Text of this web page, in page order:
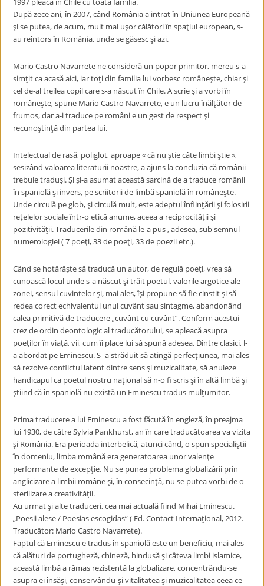
După zece ani, în 2007, când România a intrat în Uniunea Europeană
şi se putea, de acum, mult mai uşor călători în spaţiul european, s-
au reîntors în România, unde se găsesc şi azi.
Mario Castro Navarrete ne consideră un popor primitor, mereu s-a
simţit ca acasă aici, iar toţi din familia lui vorbesc româneşte, chiar şi
cel de-al treilea copil care s-a născut în Chile. A scrie şi a vorbi în
româneşte, spune Mario Castro Navarrete, e un lucru înălţător de
frumos, dar a-i traduce pe români e un gest de respect şi
recunoştinţă din partea lui.
Intelectual de rasă, poliglot, aproape « că nu ştie câte limbi ştie »,
sesizând valoarea literaturii noastre, a ajuns la concluzia că românii
trebuie traduşi. Şi şi-a asumat această sarcină de a traduce românii
în spaniolă şi invers, pe scriitorii de limbă spaniolă în româneşte.
Unde circulă pe glob, şi circulă mult, este adeptul înfiinţării şi folosirii
reţelelor sociale într-o etică anume, aceea a reciprocităţii şi
pozitivităţii. Traducerile din română le-a pus , adesea, sub semnul
numerologiei ( 7 poeţi, 33 de poeţi, 33 de poezii etc.).
Când se hotărăşte să traducă un autor, de regulă poeţi, vrea să
cunoască locul unde s-a născut şi trăit poetul, valorile argotice ale
zonei, sensul cuvintelor şi, mai ales, îşi propune să fie cinstit şi să
redea corect echivalentul unui cuvânt sau sintagme, abandonând
calea primitivă de traducere „cuvânt cu cuvânt”. Conform acestui
crez de ordin deontologic al traducătorului, se apleacă asupra
poeţilor în viaţă, vii, cum îi place lui să spună adesea. Dintre clasici, l-
a abordat pe Eminescu. S- a străduit să atingă perfecţiunea, mai ales
să rezolve conflictul latent dintre sens şi muzicalitate, să anuleze
handicapul ca poetul nostru naţional să n-o fi scris şi în altă limbă şi
ştiind că în spaniolă nu există un Eminescu tradus mulţumitor.
Prima traducere a lui Eminescu a fost făcută în engleză, în preajma
lui 1930, de către Sylvia Pankhurst, an în care traducătoarea va vizita
şi România. Era perioada interbelică, atunci când, o spun specialiştii
în domeniu, limba română era generatoarea unor valenţe
performante de excepţie. Nu se punea problema globalizării prin
anglicizare a limbii române şi, în consecinţă, nu se putea vorbi de o
sterilizare a creativităţii.
Au urmat şi alte traduceri, cea mai actuală fiind Mihai Eminescu.
„Poesii alese / Poesias escogidas” ( Ed. Contact Internaţional, 2012.
Traducător: Mario Castro Navarrete).
Faptul că Eminescu e tradus în spaniolă este un beneficiu, mai ales
că alături de portugheză, chineză, hindusă şi câteva limbi islamice,
această limbă a rămas rezistentă la globalizare, concentrându-se
asupra ei însăşi, conservându-şi vitalitatea şi muzicalitatea ceea ce